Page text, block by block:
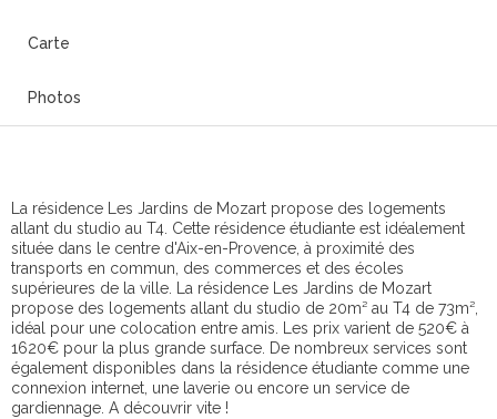
Carte
Photos
La résidence Les Jardins de Mozart propose des logements
allant du studio au T4. Cette résidence étudiante est idéalement
située dans le centre d'Aix-en-Provence, à proximité des
transports en commun, des commerces et des écoles
supérieures de la ville. La résidence Les Jardins de Mozart
propose des logements allant du studio de 20m² au T4 de 73m²,
idéal pour une colocation entre amis. Les prix varient de 520€ à
1620€ pour la plus grande surface. De nombreux services sont
également disponibles dans la résidence étudiante comme une
connexion internet, une laverie ou encore un service de
gardiennage. A découvrir vite !